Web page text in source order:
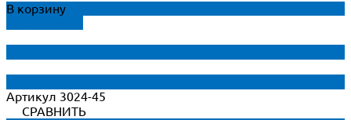
В корзину
Артикул 3024-45
СРАВНИТЬ